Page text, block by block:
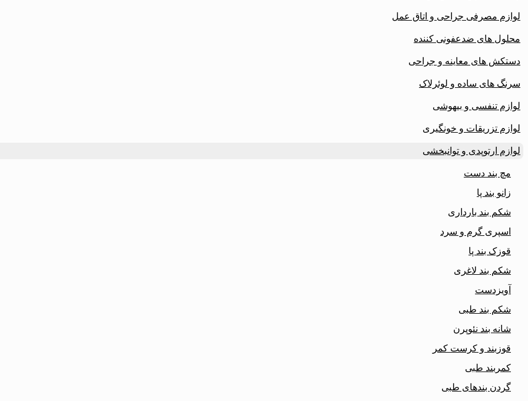
لوازم مصرفی جراحی و اتاق عمل
محلول های ضدعفونی کننده
دستکش های معاینه و جراحی
سرنگ های ساده و لوئرلاک
لوازم تنفسی و بیهوشی
لوازم تزریقات و خونگیری
لوازم ارتوپدی و توانبخشی
مچ بند دست
زانو بند پا
شکم بند بارداری
اسپری گرم و سرد
قوزک بند پا
شکم بند لاغری
آویزدست
شکم بند طبی
شانه بند نئوپرن
قوزبند و کرست کمر
کمربند طبی
گردن بندهای طبی